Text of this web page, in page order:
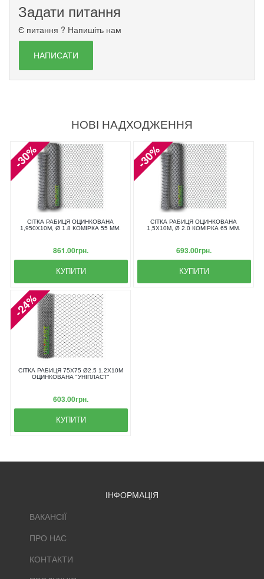
Задати питання
Є питання ? Напишіть нам
НАПИСАТИ
НОВІ НАДХОДЖЕННЯ
-30%
СІТКА РАБИЦЯ ОЦИНКОВАНА
1,950X10М, Ø 1.8 КОМІРКА 55 ММ.
861.00грн.
КУПИТИ
-30%
СІТКА РАБИЦЯ ОЦИНКОВАНА
1,5X10М, Ø 2.0 КОМІРКА 65 ММ.
693.00грн.
КУПИТИ
-24%
СІТКА РАБИЦЯ 75Х75 Ø2.5 1.2Х10М
ОЦИНКОВАНА "УНІПЛАСТ"
603.00грн.
КУПИТИ
ІНФОРМАЦІЯ
ВАКАНСІЇ
ПРО НАС
КОНТАКТИ